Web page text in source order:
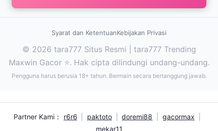
Syarat dan KetentuanKebijakan Privasi
© 2026 tara777 Situs Resmi | tara777 Trending
Maxwin Gacor ⭐. Hak cipta dilindungi undang-undang.
Pengguna harus berusia 18+ tahun. Bermain secara bertanggung jawab.
Partner Kami： r6r6 paktoto doremi88 gacormax
mekar11